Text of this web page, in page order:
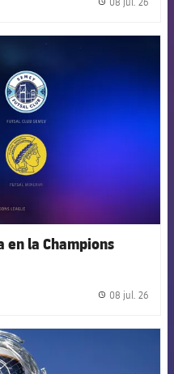
en la Champions
08 jul. 26
Barcelona badge